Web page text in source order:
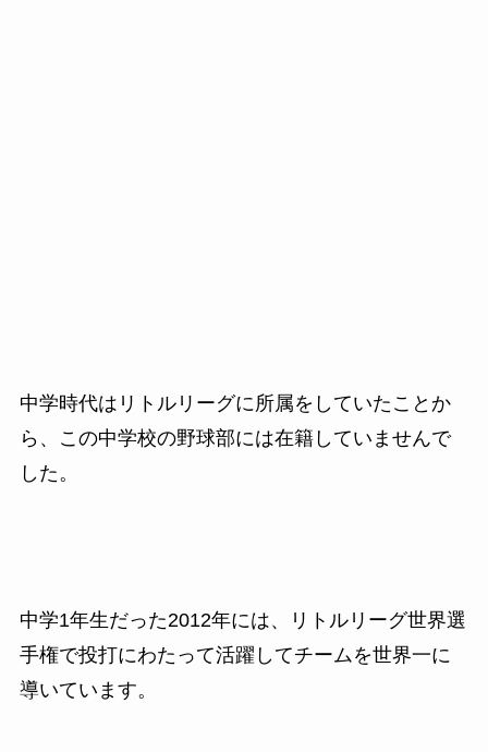
中学時代はリトルリーグに所属をしていたことか
ら、この中学校の野球部には在籍していませんで
した。
中学1年生だった2012年には、リトルリーグ世界選
手権で投打にわたって活躍してチームを世界一に
導いています。